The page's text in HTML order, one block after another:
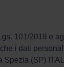
101/2018 e
i dati
(SP)